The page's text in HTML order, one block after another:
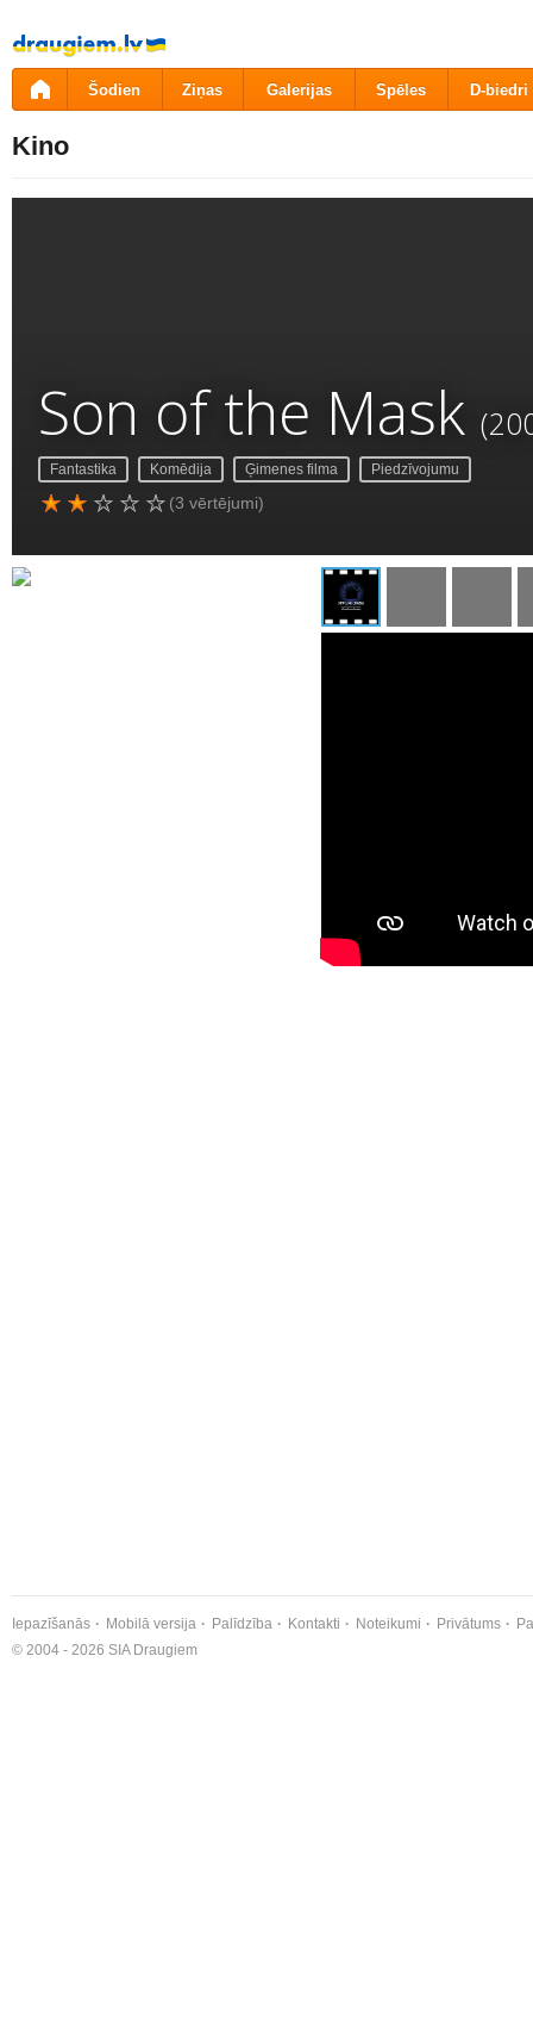
Pāriet
uz
saturu
Šodien Ziņas Galerijas Spēles D-biedri
Kino
Son of the Mask
Fantastika Komēdija Ģimenes filma Piedzīvojumu
(3 vērtējumi)
Iepazīšanās Mobilā versija Palīdzība Kontakti Noteikumi Privātums
© 2004 - 2026 SIA Draugiem